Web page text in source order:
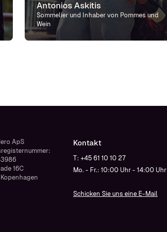
Antonios Askitis
Sommelier und Inhaber von Pommes und
Wein
ApS
16C
Kopenhagen
Kontakt
T: +45 61 10 10 27
Mo. - Fr.: 10:00 Uhr - 14:00 Uhr
Schicken Sie uns eine E-Mail